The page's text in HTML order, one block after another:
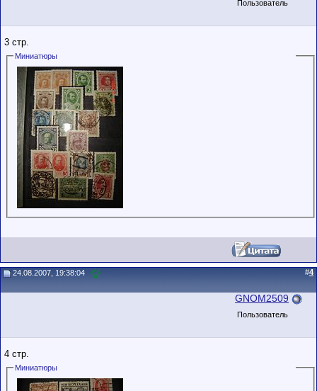
Пользователь
3 стр.
Миниатюры
24.08.2007, 19:38:04 #4
GNOM2509
Пользователь
4 стр.
Миниатюры